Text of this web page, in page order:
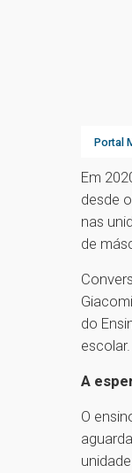
Portal
Em
desde
nas
de
do
A
O